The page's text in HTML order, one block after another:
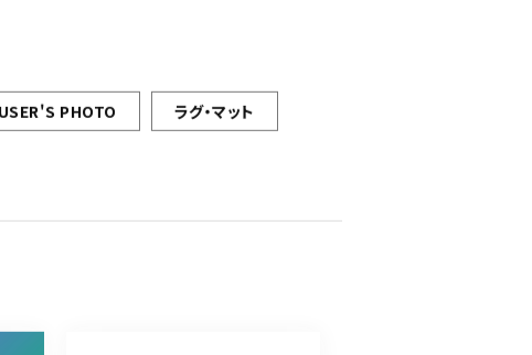
USER'S PHOTO ラグ・マット